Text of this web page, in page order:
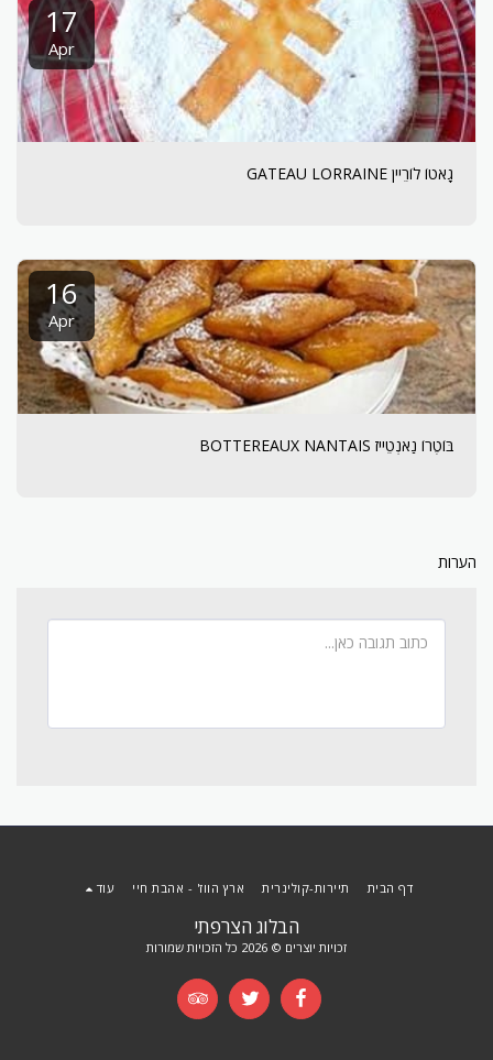
17
Apr
גָאטוֹ לוֹרֵיין GATEAU LORRAINE
16
Apr
בּוֹטֶרוֹ נַאנְטֵייז BOTTEREAUX NANTAIS
הערות
הבלוג הצרפתי
זכויות יוצרים © 2026 כל הזכויות שמורות
דף הבית תיירות-קולינרית ארץ הווז' - אהבת חיי עוד